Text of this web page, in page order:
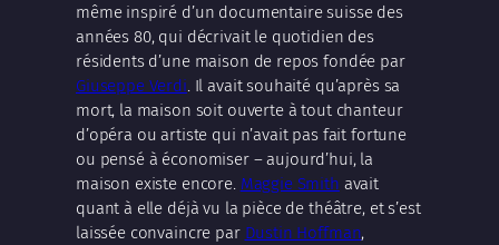
même inspiré d’un documentaire suisse des
années 80, qui décrivait le quotidien des
résidents d’une maison de repos fondée par
Giuseppe Verdi . Il avait souhaité qu’après sa
mort, la maison soit ouverte à tout chanteur
d’opéra ou artiste qui n’avait pas fait fortune
ou pensé à économiser – aujourd’hui, la
maison existe encore. Maggie Smith avait
quant à elle déjà vu la pièce de théâtre, et s’est
laissée convaincre par Dustin Hoffman,